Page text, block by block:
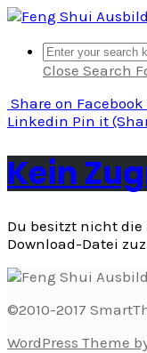
Skip
content
Close Search
Share on Facebook
Linkedin Pin it
Kein
Du besitzt nicht
Download-Datei
©2010-2017
WordPress Theme